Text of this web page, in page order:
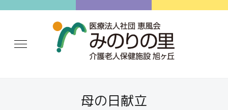
母の日献立